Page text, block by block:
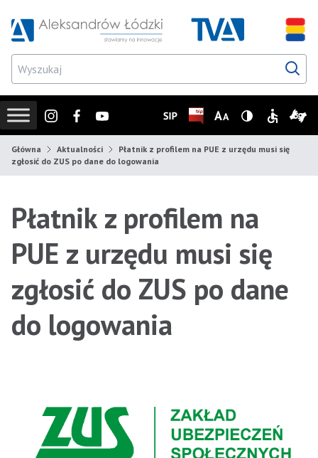
Główna Aktualności
Płatnik z profilem na PUE z urzędu musi się
zgłosić do ZUS po dane do logowania
Płatnik z profilem na
PUE z urzędu musi się
zgłosić do ZUS po dane
do logowania